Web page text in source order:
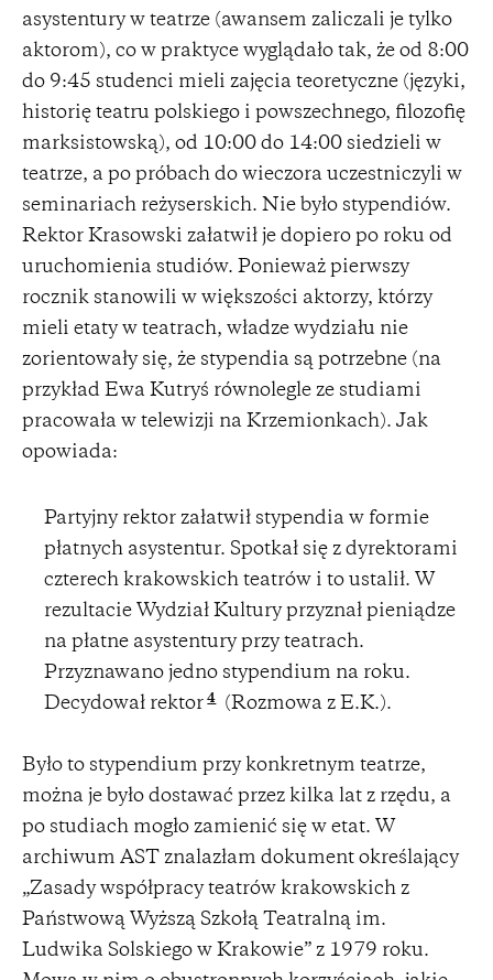
asystentury w teatrze (awansem zaliczali je tylko
aktorom), co w praktyce wyglądało tak, że od 8:00
do 9:45 studenci mieli zajęcia teoretyczne (języki,
historię teatru polskiego i powszechnego, filozofię
marksistowską), od 10:00 do 14:00 siedzieli w
teatrze, a po próbach do wieczora uczestniczyli w
seminariach reżyserskich. Nie było stypendiów.
Rektor Krasowski załatwił je dopiero po roku od
uruchomienia studiów. Ponieważ pierwszy
rocznik stanowili w większości aktorzy, którzy
mieli etaty w teatrach, władze wydziału nie
zorientowały się, że stypendia są potrzebne (na
przykład Ewa Kutryś równolegle ze studiami
pracowała w telewizji na Krzemionkach). Jak
opowiada:
Partyjny rektor załatwił stypendia w formie
płatnych asystentur. Spotkał się z dyrektorami
czterech krakowskich teatrów i to ustalił. W
rezultacie Wydział Kultury przyznał pieniądze
na płatne asystentury przy teatrach.
Przyznawano jedno stypendium na roku.
Decydował rektor 4 (Rozmowa z E.K.).
Było to stypendium przy konkretnym teatrze,
można je było dostawać przez kilka lat z rzędu, a
po studiach mogło zamienić się w etat. W
archiwum AST znalazłam dokument określający
„Zasady współpracy teatrów krakowskich z
Państwową Wyższą Szkołą Teatralną im.
Ludwika Solskiego w Krakowie” z 1979 roku.